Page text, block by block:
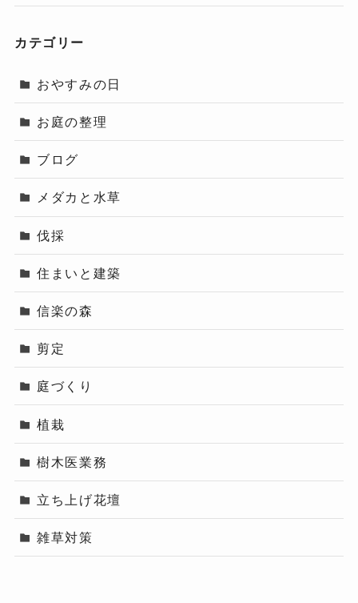
カテゴリー
おやすみの日
お庭の整理
ブログ
メダカと水草
伐採
住まいと建築
信楽の森
剪定
庭づくり
植栽
樹木医業務
立ち上げ花壇
雑草対策